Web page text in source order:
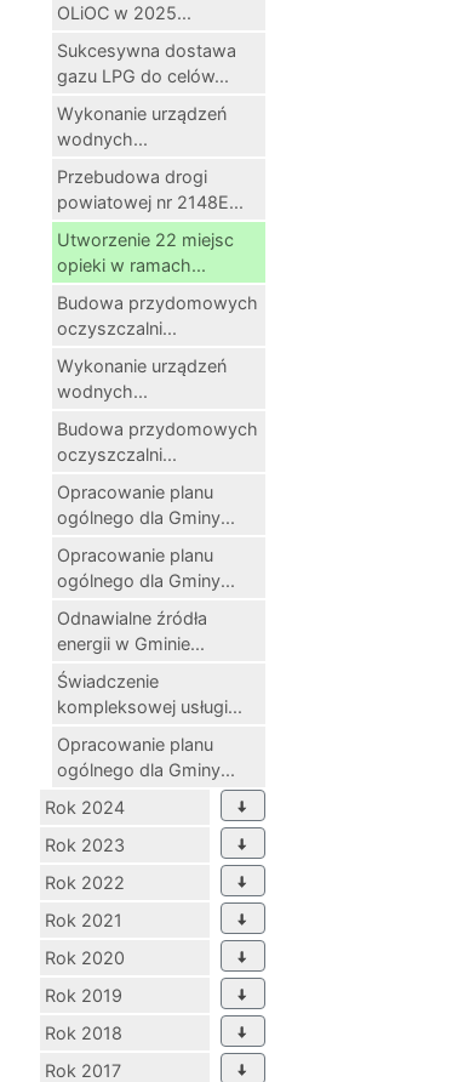
OLiOC w 2025...
Sukcesywna dostawa
gazu LPG do celów...
Wykonanie urządzeń
wodnych...
Przebudowa drogi
powiatowej nr 2148E...
Utworzenie 22 miejsc
opieki w ramach...
Budowa przydomowych
oczyszczalni...
Wykonanie urządzeń
wodnych...
Budowa przydomowych
oczyszczalni...
Opracowanie planu
ogólnego dla Gminy...
Opracowanie planu
ogólnego dla Gminy...
Odnawialne źródła
energii w Gminie...
Świadczenie
kompleksowej usługi...
Opracowanie planu
ogólnego dla Gminy...
Rok 2024
Rok 2023
Rok 2022
Rok 2021
Rok 2020
Rok 2019
Rok 2018
Rok 2017